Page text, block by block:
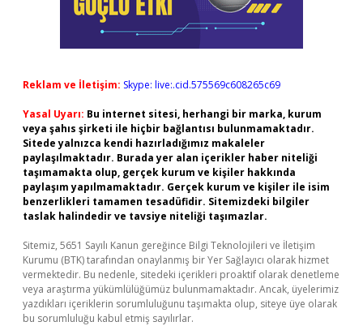
Reklam ve İletişim: Skype: live:.cid.575569c608265c69
Yasal Uyarı: Bu internet sitesi, herhangi bir marka, kurum
veya şahıs şirketi ile hiçbir bağlantısı bulunmamaktadır.
Sitede yalnızca kendi hazırladığımız makaleler
paylaşılmaktadır. Burada yer alan içerikler haber niteliği
taşımamakta olup, gerçek kurum ve kişiler hakkında
paylaşım yapılmamaktadır. Gerçek kurum ve kişiler ile isim
benzerlikleri tamamen tesadüfidir. Sitemizdeki bilgiler
taslak halindedir ve tavsiye niteliği taşımazlar.
Sitemiz, 5651 Sayılı Kanun gereğince Bilgi Teknolojileri ve İletişim
Kurumu (BTK) tarafından onaylanmış bir Yer Sağlayıcı olarak hizmet
vermektedir. Bu nedenle, sitedeki içerikleri proaktif olarak denetleme
veya araştırma yükümlülüğümüz bulunmamaktadır. Ancak, üyelerimiz
yazdıkları içeriklerin sorumluluğunu taşımakta olup, siteye üye olarak
bu sorumluluğu kabul etmiş sayılırlar.